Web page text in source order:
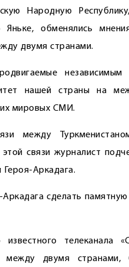
Народную
Яньке, обменялись
двумя странами.
независимым
нашей страны на
мировых СМИ.
между
связи журналист
Героя-Аркадага.
сделать
телеканала
между двумя